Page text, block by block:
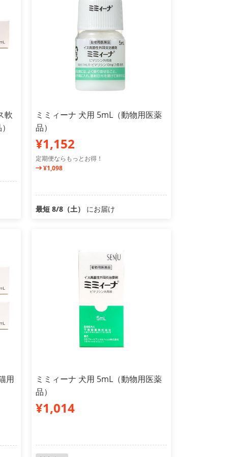
軟
ミミィーナ 犬用 5mL（動物用医薬
品）
¥1,152
定期便ならもっとお得！
¥1,098
最短 8/8（土） にお届け
用
ミミィーナ 犬用 5mL（動物用医薬
品）
¥1,014